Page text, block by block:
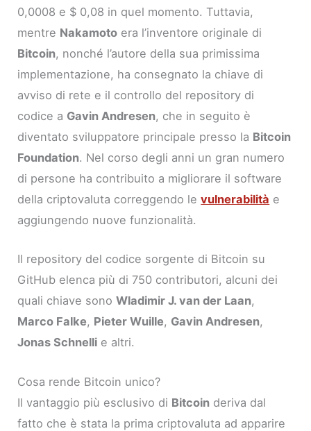
0,0008 e $ 0,08 in quel momento. Tuttavia,
mentre Nakamoto era l’inventore originale di
Bitcoin, nonché l’autore della sua primissima
implementazione, ha consegnato la chiave di
avviso di rete e il controllo del repository di
codice a Gavin Andresen, che in seguito è
diventato sviluppatore principale presso la Bitcoin
Foundation. Nel corso degli anni un gran numero
di persone ha contribuito a migliorare il software
della criptovaluta correggendo levulnerabilità e
aggiungendo nuove funzionalità.
Il repository del codice sorgente di Bitcoin su
GitHub elenca più di 750 contributori, alcuni dei
quali chiave sonoWladimir J. van der Laan,
Marco Falke, Pieter Wuille, Gavin Andresen,
Jonas Schnelli e altri.
Cosa rende Bitcoin unico?
Il vantaggio più esclusivo di Bitcoin deriva dal
fatto che è stata la prima criptovaluta ad apparire